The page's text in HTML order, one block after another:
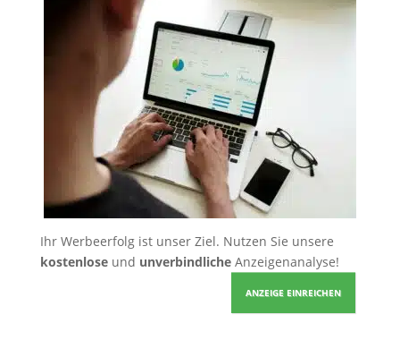
Ihr Werbeerfolg ist unser Ziel. Nutzen Sie unsere
kostenloseund unverbindlicheAnzeigenanalyse!
ANZEIGE EINREICHEN